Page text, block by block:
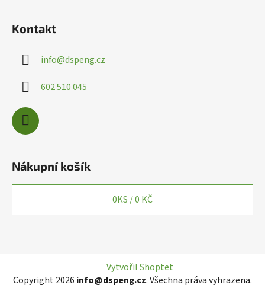
Kontakt
info@dspeng.cz
602 510 045
Nákupní košík
0KS /0 KČ
Vytvořil Shoptet
Copyright 2026 info@dspeng.cz. Všechna práva vyhrazena.